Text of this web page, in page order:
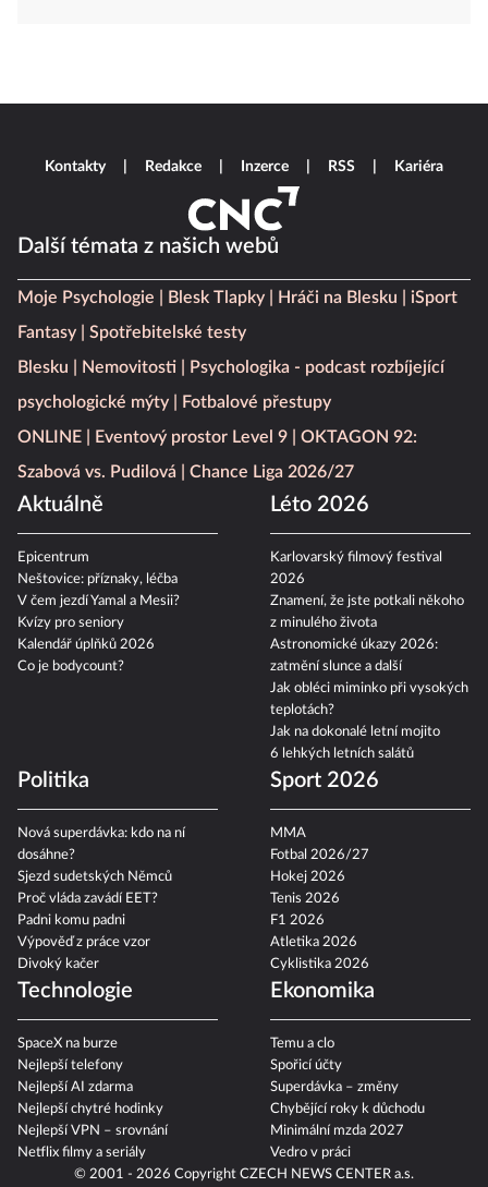
Další témata z našich webů
Moje Psychologie Blesk Tlapky Hráči na Blesku
iSport
Fantasy
Spotřebitelské testy
Blesku
Nemovitosti
Psychologika - podcast rozbíjející
psychologické mýty
Fotbalové přestupy
ONLINE
Eventový prostor Level 9
OKTAGON 92:
Szabová vs. Pudilová
Chance Liga 2026/27
Aktuálně
Epicentrum
Neštovice: příznaky, léčba
V čem jezdí Yamal a Mesii?
Kvízy pro seniory
Kalendář úplňků 2026
Co je bodycount?
Léto 2026
Karlovarský filmový festival
2026
Znamení, že jste potkali někoho
z minulého života
Astronomické úkazy 2026:
zatmění slunce a další
Jak obléci miminko při vysokých
teplotách?
Jak na dokonalé letní mojito
6 lehkých letních salátů
Politika
Nová superdávka: kdo na ní
dosáhne?
Sjezd sudetských Němců
Proč vláda zavádí EET?
Padni komu padni
Výpověď z práce vzor
Divoký kačer
Sport 2026
MMA
Fotbal 2026/27
Hokej 2026
Tenis 2026
F1 2026
Atletika 2026
Cyklistika 2026
Technologie
SpaceX na burze
Nejlepší telefony
Nejlepší AI zdarma
Nejlepší chytré hodinky
Nejlepší VPN – srovnání
Netflix filmy a seriály
Ekonomika
Temu a clo
Spořicí účty
Superdávka – změny
Chybějící roky k důchodu
Minimální mzda 2027
Vedro v práci
Kontakty Redakce Inzerce RSS Kariéra
© 2001 - 2026 Copyright CZECH NEWS CENTER a.s.